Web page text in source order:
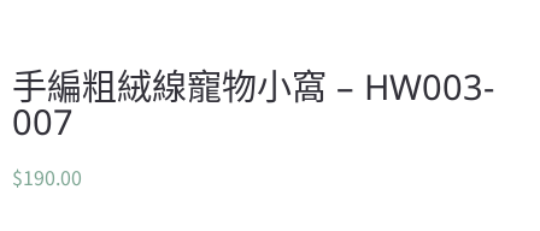
手編粗絨線寵物小窩 – HW003-
007
$190.00